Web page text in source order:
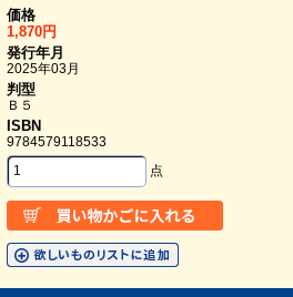
価格
1,870円
発行年月
2025年03月
判型
Ｂ５
ISBN
9784579118533
点